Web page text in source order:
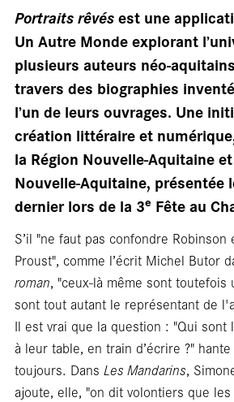
Portraits rêvésest une
Un Autre Monde explorant
plusieurs auteurs néo-
travers des biographies
l’un de leurs ouvrages. Une
création littéraire et
la Région Nouvelle-Aquitaine
Nouvelle-Aquitaine, présentée
dernier lors de la 3eFête au
S’il "ne faut pas confondre
Proust", comme l’écrit Michel Butor
roman, "ceux-là même sont
sont tout autant le représentant de
Il est vrai que la question : "Qui sont
à leur table, en train d’écrire ?"
toujours. Dans Les Mandarins,
ajoute, elle, "on dit volontiers que